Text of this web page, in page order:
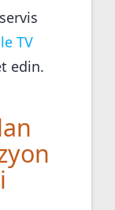
TV
edin.